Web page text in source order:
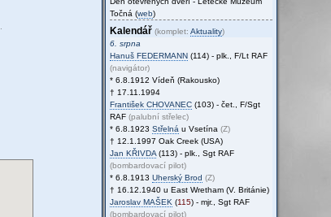
Točná (web)
Kalendář (komplet: Aktuality)
6. srpna
Hanuš FEDERMANN (114) - plk., F/Lt RAF
(navigátor)
* 6.8.1912 Vídeň (Rakousko)
† 17.11.1994
František CHOVANEC (103) - čet., F/Sgt
RAF (palubní střelec)
* 6.8.1923 Střelná u Vsetína (Z)
† 12.1.1997 Oak Creek (USA)
Jan KŘIVDA (113) - plk., Sgt RAF
(bombardovací pilot)
* 6.8.1913 Uherský Brod (Z)
† 16.12.1940 u East Wretham (V. Británie)
Jaroslav MAŠEK (115) - mjr., Sgt RAF
(bombardovací pilot)